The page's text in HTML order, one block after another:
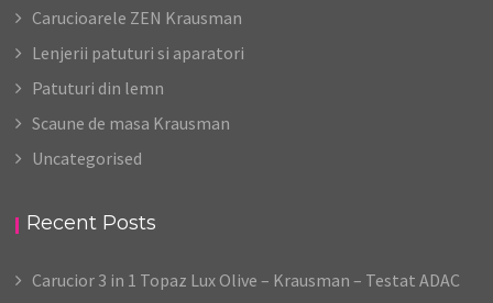
Carucioarele ZEN Krausman
Lenjerii patuturi si aparatori
Patuturi din lemn
Scaune de masa Krausman
Uncategorised
Recent Posts
Carucior 3 in 1 Topaz Lux Olive – Krausman – Testat ADAC